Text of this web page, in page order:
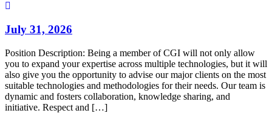
July 31, 2026
Position Description: Being a member of CGI will not only allow
you to expand your expertise across multiple technologies, but it will
also give you the opportunity to advise our major clients on the most
suitable technologies and methodologies for their needs. Our team is
dynamic and fosters collaboration, knowledge sharing, and
initiative. Respect and […]